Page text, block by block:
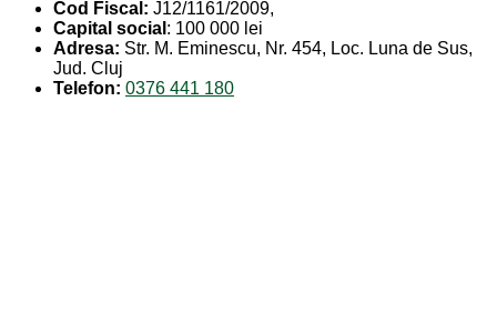
Cod Fiscal: J12/1161/2009,
Capital social : 100 000 lei
Adresa: Str. M. Eminescu, Nr. 454, Loc. Luna de Sus,
Jud. Cluj
Telefon: 0376 441 180